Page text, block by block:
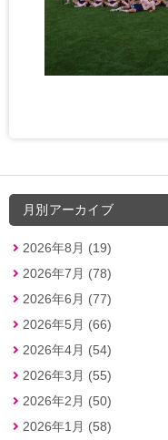
月別アーカイブ
2026年8月 (19)
2026年7月 (78)
2026年6月 (77)
2026年5月 (66)
2026年4月 (54)
2026年3月 (55)
2026年2月 (50)
2026年1月 (58)